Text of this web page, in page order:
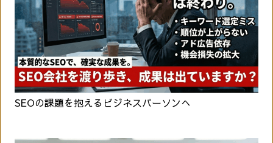
SEOの課題を抱えるビジネスパーソンへ